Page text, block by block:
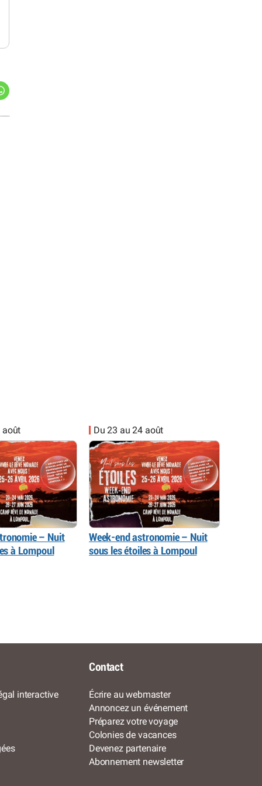
août
– Nuit
à Lompoul
Du 23 au 24 août
Week-end astronomie – Nuit
sous les étoiles à Lompoul
interactive
Contact
Écrire au webmaster
Annoncez un événement
Préparez votre voyage
Colonies de vacances
Devenez partenaire
Abonnement newsletter